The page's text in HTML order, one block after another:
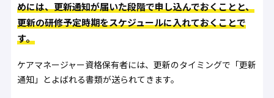
めには、更新通知が届いた段階で申し込んでおくことと、
更新の研修予定時期をスケジュールに入れておくことで
す。
ケアマネージャー資格保有者には、更新のタイミングで「更新
通知」とよばれる書類が送られてきます。